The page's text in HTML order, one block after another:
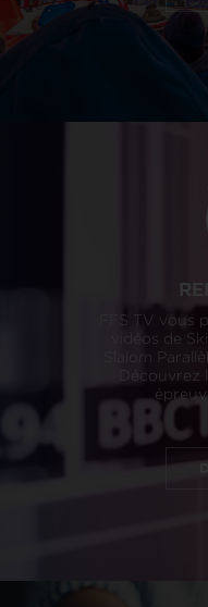
FFS TV vous
vidéos de
Slalom